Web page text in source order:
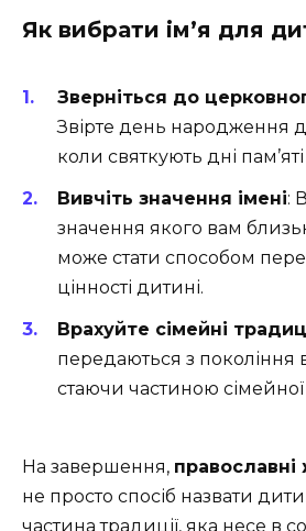
Як вибрати ім’я для
Зверніться до
Звірте день народження
коли святкують дні
Вивчіть значення імені:
значення якого вам
може стати способом
цінності дитині.
Врахуйте сімейні
передаються з покоління
стаючи частиною сімейної
На завершення, православні
не просто спосіб назвати
частина традиції, яка несе в